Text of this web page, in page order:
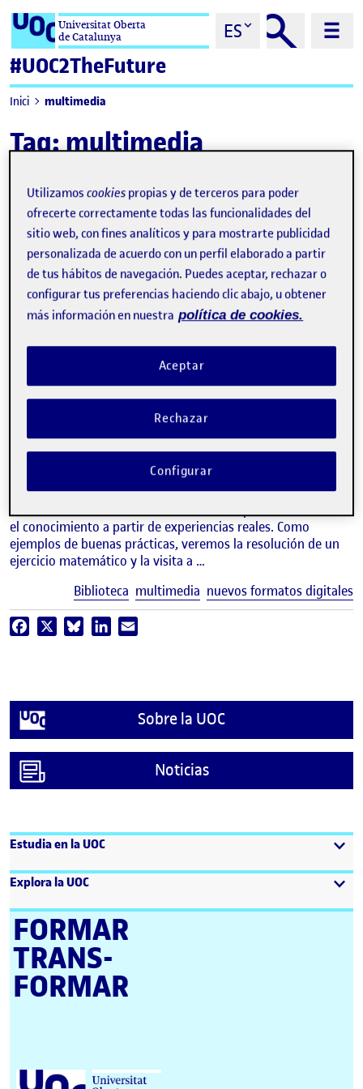
Saltar al contenidoUniversitat Oberta
de Catalunya
ES
#UOC2TheFuture
Inici multimedia
Tag:multimedia
video
Las experiencias reales,
protagonistas de los recursos de
aprendizaje
el conocimiento a partir de experiencias reales. Como
ejemplos de buenas prácticas, veremos la resolución de un
ejercicio matemático y la visita a …
Biblioteca multimedia nuevos formatos digitales
Facebook BlueskyLinkedIn
Sobre la UOC
Noticias
Estudia en la UOC
Explora la UOC
FORMAR
TRANS­
FORMAR
Universitat Oberta de Catalunya (UOC)
Utilizamoscookies propias y de terceros para poder
ofrecerte correctamente todas las funcionalidades del
sitio web, con fines analíticos y para mostrarte publicidad
personalizada de acuerdo con un perfil elaborado a partir
de tus hábitos de navegación. Puedes aceptar, rechazar o
configurar tus preferencias haciendo clic abajo, u obtener
más información en nuestra política de cookies.
Rechazar
Aceptar
Configurar